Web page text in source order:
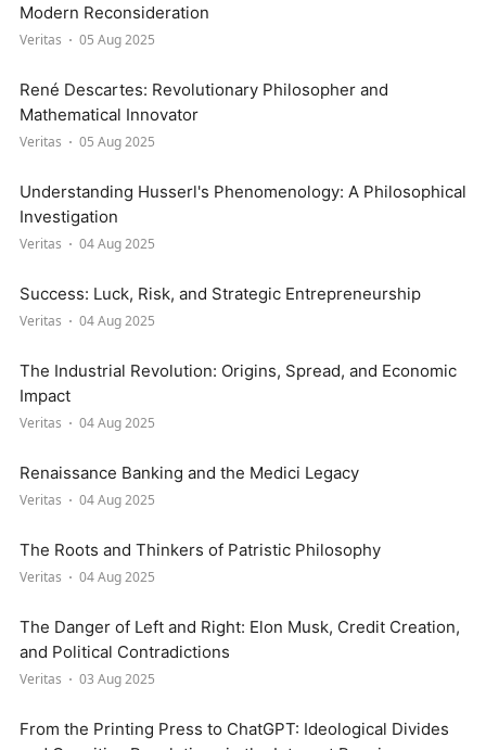
Modern Reconsideration
Veritas 05 Aug 2025
René Descartes: Revolutionary Philosopher and
Mathematical Innovator
Veritas 05 Aug 2025
Understanding Husserl's Phenomenology: A Philosophical
Investigation
Veritas 04 Aug 2025
Success: Luck, Risk, and Strategic Entrepreneurship
Veritas 04 Aug 2025
The Industrial Revolution: Origins, Spread, and Economic
Impact
Veritas 04 Aug 2025
Renaissance Banking and the Medici Legacy
Veritas 04 Aug 2025
The Roots and Thinkers of Patristic Philosophy
Veritas 04 Aug 2025
The Danger of Left and Right: Elon Musk, Credit Creation,
and Political Contradictions
Veritas 03 Aug 2025
From the Printing Press to ChatGPT: Ideological Divides